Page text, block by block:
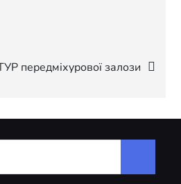
передміхурової залози